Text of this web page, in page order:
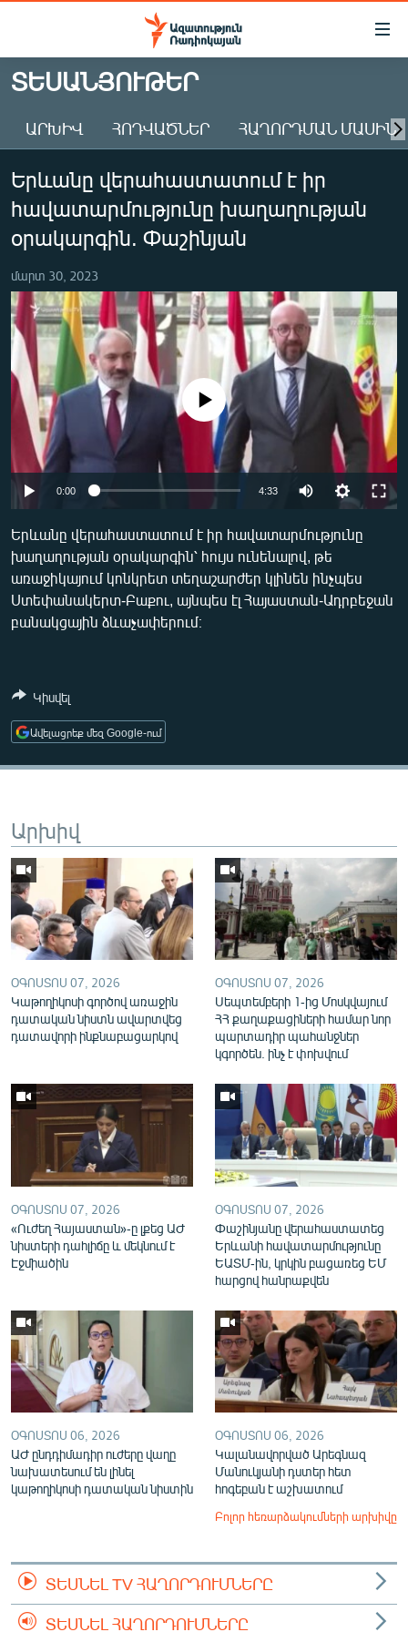
Մատչելիության
Անցնել
հիմնական
Անցնել
հիմնական
մենյուին
Որոնում
ԱԶԱՏՈՒԹՅՈՒՆ TV
ՀԱՅԱՍՏԱՆ
ԸՆՏՐՈՒԹՅՈՒՆՆԵՐ 2026
ԻՐԱՎՈՒՆՔ
ՏՆՏԵՍՈՒԹՅՈՒՆ
ՂԱՐԱԲԱՂ
ՊԱՏԵՐԱԶՄԻ 6 ՇԱԲԱԹՆԵՐԸ
ՏԱՐԱԾԱՇՐՋԱՆ
ՄԻՋԱԶԳԱՅԻՆ
ՄՇԱԿՈՒՅԹ
ՍՊՈՐՏ
ՏՏ ԵՒ ԻՆՏԵՐՆԵՏ
ԿՈՐՈՆԱՎԻՐՈՒՍ
ԱՐԽԻՎ
ԲԱՆԱՎԵՃ
ՁԳՏԵԼՈՎ ԼԱՎԱԳՈՒՅՆԻՆ
English
Русский
ՀԵՏԵՎԵՔ ՄԵԶ
«Ազատության» բոլոր կայքերը
ՏԵՍԱՆՅՈՒԹԵՐ
ԱՐԽԻՎ ՀՈԴՎԱԾՆԵՐ ՀԱՂՈՐԴՄԱՆ ՄԱՍԻՆ
Երևանը վերահաստատում է իր
հավատարմությունը խաղաղության
օրակարգին. Փաշինյան
մարտ 30, 2023
Auto 240p 360p 480p
No media source currently available
0:00 4:33
360p
480p
Երևանը վերահաստատում է իր հավատարմությունը
խաղաղության օրակարգին՝ հույս ունենալով, թե
առաջիկայում կոնկրետ տեղաշարժեր կլինեն ինչպես
Ստեփանակերտ-Բաքու, այնպես էլ Հայաստան-Ադրբեջան
բանակցային ձևաչափերում։
Կիսվել
Ավելացրեք մեզ Google-ում
Արխիվ
ՕԳՈՍՏՈՍ 07, 2026
Կաթողիկոսի գործով առաջին
դատական նիստն ավարտվեց
դատավորի ինքնաբացարկով
ՕԳՈՍՏՈՍ 07, 2026
Սեպտեմբերի 1-ից Մոսկվայում
ՀՀ քաղաքացիների համար նոր
պարտադիր պահանջներ
կգործեն. ինչ է փոխվում
ՕԳՈՍՏՈՍ 07, 2026
«Ուժեղ Հայաստան»-ը լքեց ԱԺ
նիստերի դահլիճը և մեկնում է
Էջմիածին
ՕԳՈՍՏՈՍ 07, 2026
Փաշինյանը վերահաստատեց
Երևանի հավատարմությունը
ԵԱՏՄ-ին, կրկին բացառեց ԵՄ
հարցով հանրաքվեն
ՕԳՈՍՏՈՍ 06, 2026
ԱԺ ընդդիմադիր ուժերը վաղը
նախատեսում են լինել
կաթողիկոսի դատական նիստին
ՕԳՈՍՏՈՍ 06, 2026
Կալանավորված Արեգնազ
Մանուկյանի դստեր հետ
հոգեբան է աշխատում
Բոլոր հեռարձակումների արխիվը
ՏԵՍՆԵԼ TV ՀԱՂՈՐԴՈՒՄՆԵՐԸ
ՏԵՍՆԵԼ ՀԱՂՈՐԴՈՒՄՆԵՐԸ